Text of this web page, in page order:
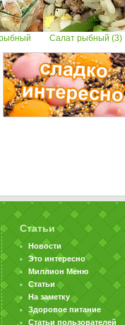
Салат рыбный (3)
Статьи
Новости
Это интересно
Миллион Меню
Статьи
На заметку
Здоровое питание
Статьи пользователей